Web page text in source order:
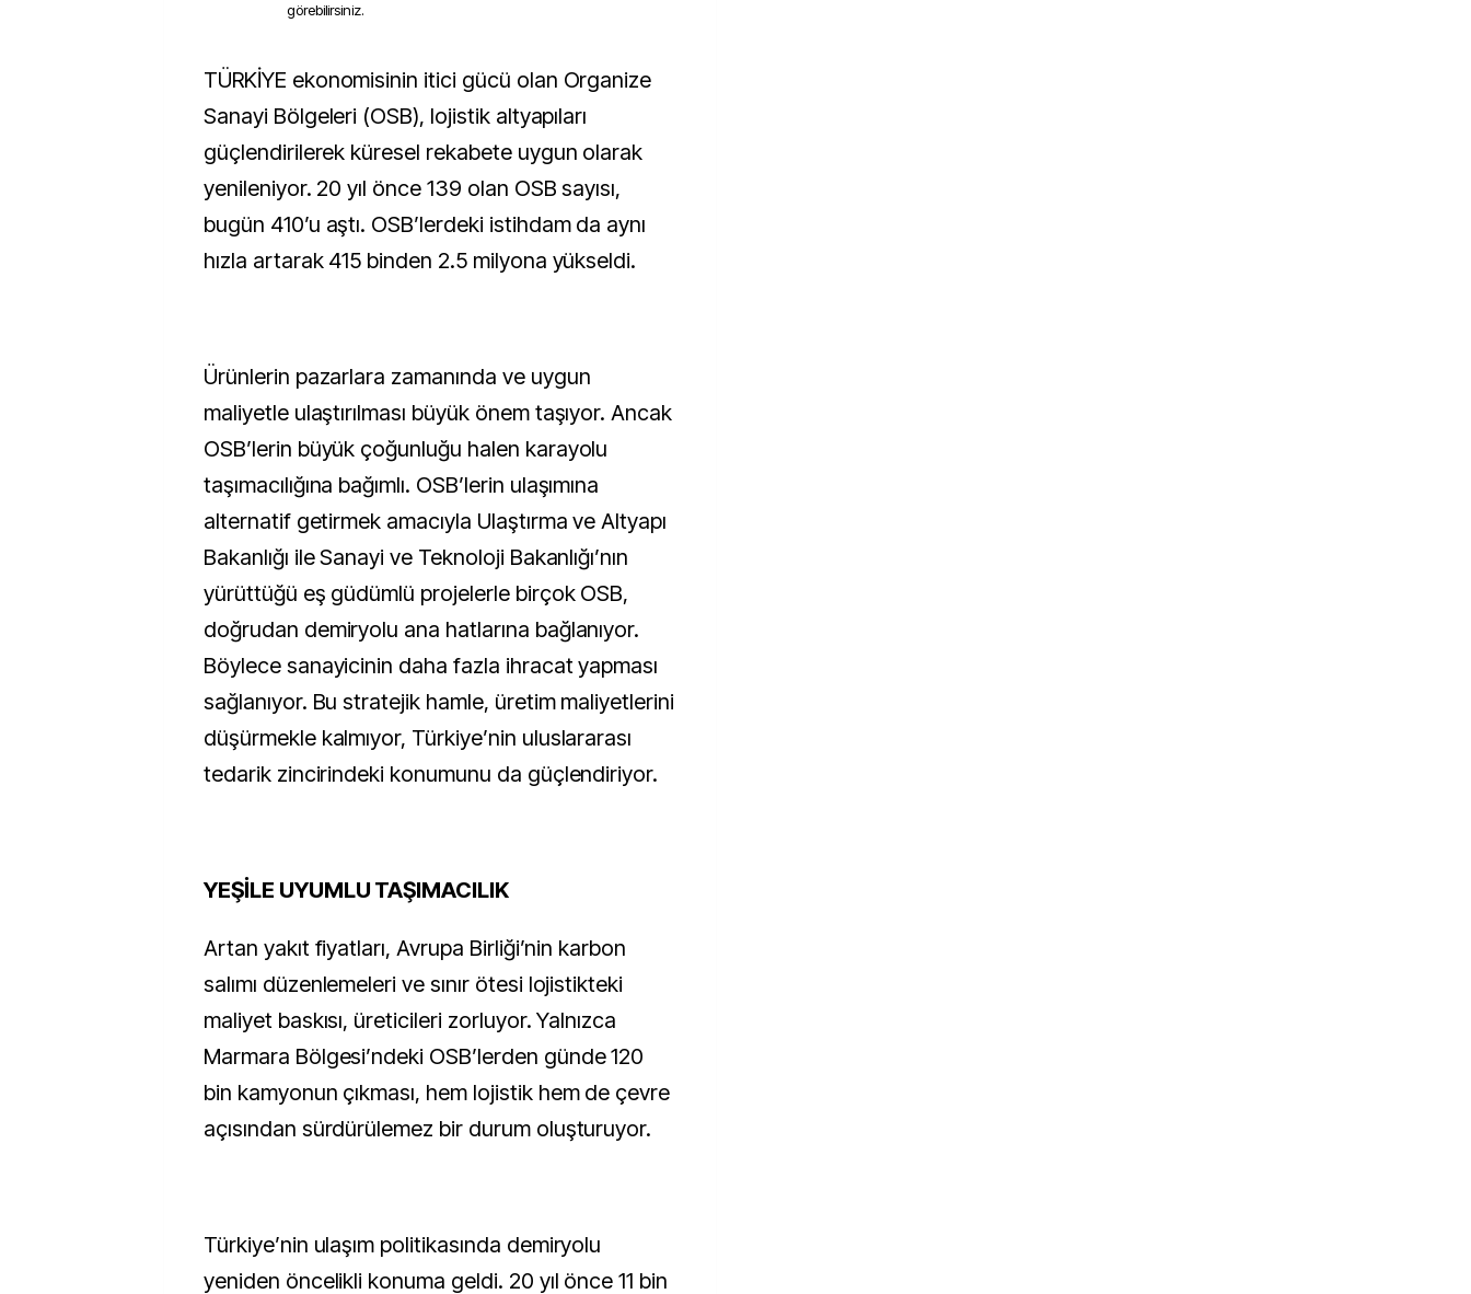
görebilirsiniz.
TÜRKİYE ekonomisinin itici gücü olan Organize
Sanayi Bölgeleri (OSB), lojistik altyapıları
güçlendirilerek küresel rekabete uygun olarak
yenileniyor. 20 yıl önce 139 olan OSB sayısı,
bugün 410’u aştı. OSB’lerdeki istihdam da aynı
hızla artarak 415 binden 2.5 milyona yükseldi.
Ürünlerin pazarlara zamanında ve uygun
maliyetle ulaştırılması büyük önem taşıyor. Ancak
OSB’lerin büyük çoğunluğu halen karayolu
taşımacılığına bağımlı. OSB’lerin ulaşımına
alternatif getirmek amacıyla Ulaştırma ve Altyapı
Bakanlığı ile Sanayi ve Teknoloji Bakanlığı’nın
yürüttüğü eş güdümlü projelerle birçok OSB,
doğrudan demiryolu ana hatlarına bağlanıyor.
Böylece sanayicinin daha fazla ihracat yapması
sağlanıyor. Bu stratejik hamle, üretim maliyetlerini
düşürmekle kalmıyor, Türkiye’nin uluslararası
tedarik zincirindeki konumunu da güçlendiriyor.
YEŞİLE UYUMLU TAŞIMACILIK
Artan yakıt fiyatları, Avrupa Birliği’nin karbon
salımı düzenlemeleri ve sınır ötesi lojistikteki
maliyet baskısı, üreticileri zorluyor. Yalnızca
Marmara Bölgesi’ndeki OSB’lerden günde 120
bin kamyonun çıkması, hem lojistik hem de çevre
açısından sürdürülemez bir durum oluşturuyor.
Türkiye’nin ulaşım politikasında demiryolu
yeniden öncelikli konuma geldi. 20 yıl önce 11 bin